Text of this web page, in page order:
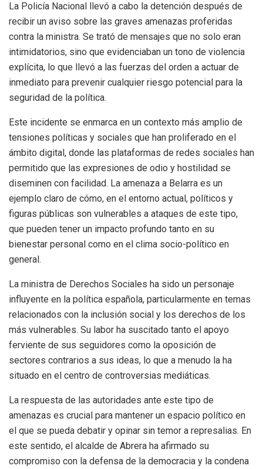
La Policía Nacional llevó a cabo la detención después de
recibir un aviso sobre las graves amenazas proferidas
contra la ministra. Se trató de mensajes que no solo eran
intimidatorios, sino que evidenciaban un tono de violencia
explícita, lo que llevó a las fuerzas del orden a actuar de
inmediato para prevenir cualquier riesgo potencial para la
seguridad de la política.
Este incidente se enmarca en un contexto más amplio de
tensiones políticas y sociales que han proliferado en el
ámbito digital, donde las plataformas de redes sociales han
permitido que las expresiones de odio y hostilidad se
diseminen con facilidad. La amenaza a Belarra es un
ejemplo claro de cómo, en el entorno actual, políticos y
figuras públicas son vulnerables a ataques de este tipo,
que pueden tener un impacto profundo tanto en su
bienestar personal como en el clima socio-político en
general.
La ministra de Derechos Sociales ha sido un personaje
influyente en la política española, particularmente en temas
relacionados con la inclusión social y los derechos de los
más vulnerables. Su labor ha suscitado tanto el apoyo
ferviente de sus seguidores como la oposición de
sectores contrarios a sus ideas, lo que a menudo la ha
situado en el centro de controversias mediáticas.
La respuesta de las autoridades ante este tipo de
amenazas es crucial para mantener un espacio político en
el que se pueda debatir y opinar sin temor a represalias. En
este sentido, el alcalde de Abrera ha afirmado su
compromiso con la defensa de la democracia y la condena